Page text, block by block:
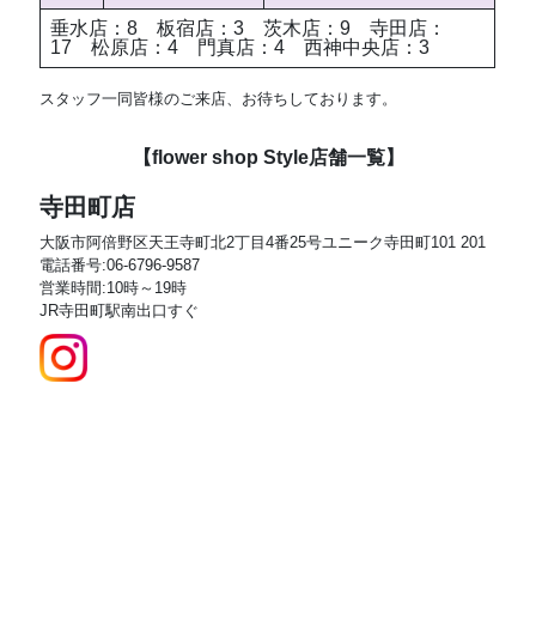
垂水店：8 板宿店：3 茨木店：9 寺田店：
17 松原店：4 門真店：4 西神中央店：3
スタッフ一同皆様のご来店、お待ちしております。
【flower shop Style店舗一覧】
寺田町店
大阪市阿倍野区天王寺町北2丁目4番25号ユニーク寺田町101 201
電話番号:06-6796-9587
営業時間:10時～19時
JR寺田町駅南出口すぐ